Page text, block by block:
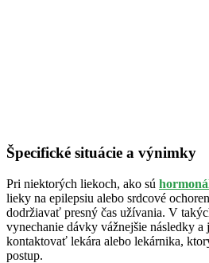
Špecifické situácie a výnimky
Pri niektorých liekoch, ako sú
lieky na epilepsiu alebo srdcové
dodržiavať presný čas užívania. V
vynechanie dávky vážnejšie následky a
kontaktovať lekára alebo lekárnika,
postup.